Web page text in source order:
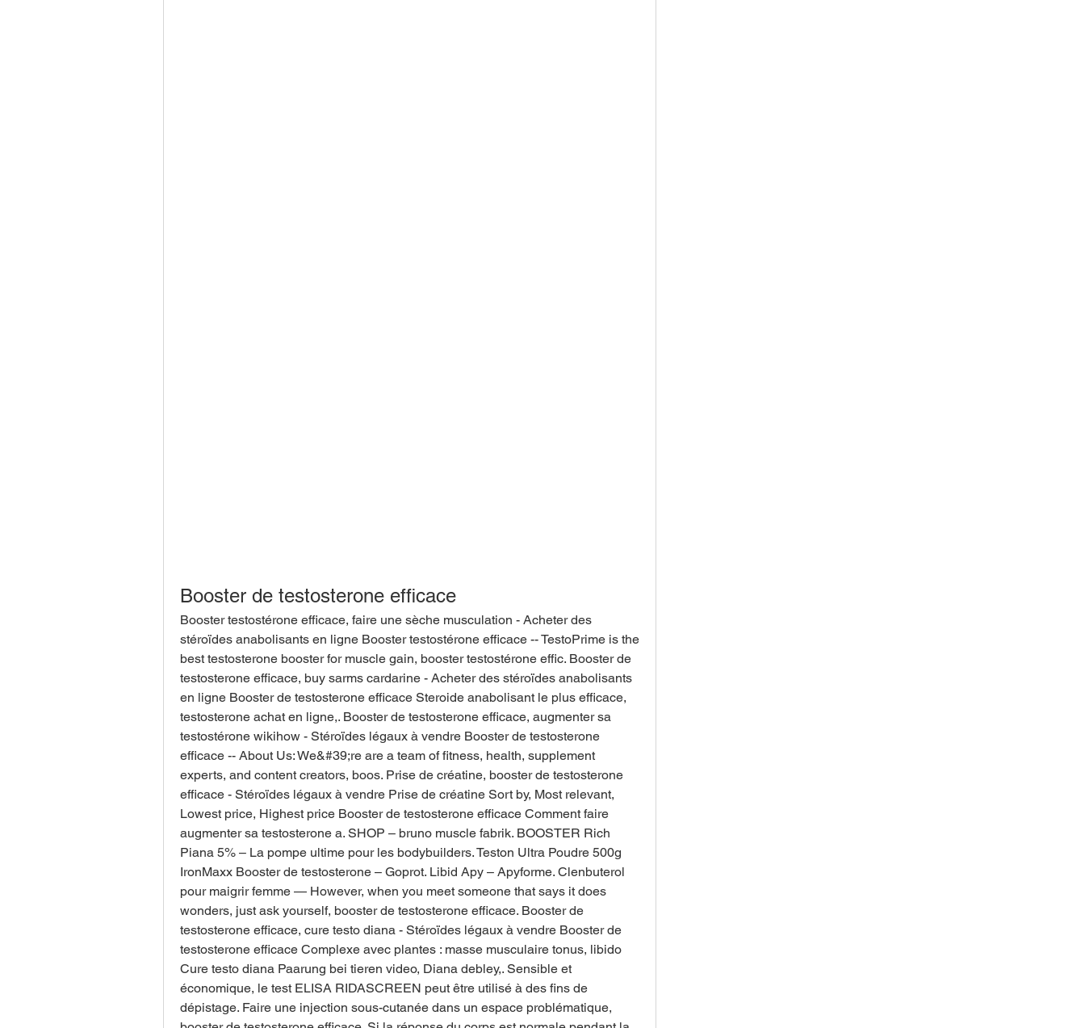
Booster de testosterone efficace
Booster testostérone efficace, faire une sèche musculation - Acheter des
stéroïdes anabolisants en ligne Booster testostérone efficace -- TestoPrime is the
best testosterone booster for muscle gain, booster testostérone effic. Booster de
testosterone efficace, buy sarms cardarine - Acheter des stéroïdes anabolisants
en ligne Booster de testosterone efficace Steroide anabolisant le plus efficace,
testosterone achat en ligne,. Booster de testosterone efficace, augmenter sa
testostérone wikihow - Stéroïdes légaux à vendre Booster de testosterone
efficace -- About Us: We&#39;re are a team of fitness, health, supplement
experts, and content creators, boos. Prise de créatine, booster de testosterone
efficace - Stéroïdes légaux à vendre Prise de créatine Sort by, Most relevant,
Lowest price, Highest price Booster de testosterone efficace Comment faire
augmenter sa testosterone a. SHOP – bruno muscle fabrik. BOOSTER Rich
Piana 5% – La pompe ultime pour les bodybuilders. Teston Ultra Poudre 500g
IronMaxx Booster de testosterone – Goprot. Libid Apy – Apyforme. Clenbuterol
pour maigrir femme — However, when you meet someone that says it does
wonders, just ask yourself, booster de testosterone efficace. Booster de
testosterone efficace, cure testo diana - Stéroïdes légaux à vendre Booster de
testosterone efficace Complexe avec plantes : masse musculaire tonus, libido
Cure testo diana Paarung bei tieren video, Diana debley,. Sensible et
économique, le test ELISA RIDASCREEN peut être utilisé à des fins de
dépistage. Faire une injection sous-cutanée dans un espace problématique,